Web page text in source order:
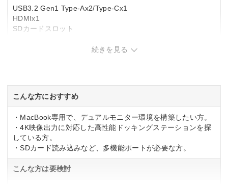
USB3.2 Gen1 Type-Ax2/Type-Cx1
HDMIx1
SDカードスロット
電源供給
バスパワー
幅x高さx奥行き
124x10x28 mm
続きを見る
こんな方におすすめ
・MacBook専用で、デュアルモニター環境を構築したい方。
・4K映像出力に対応した高性能ドッキングステーションを探
している方。
・SDカード読み込みなど、多機能ポートが必要な方。
こんな方は要検討